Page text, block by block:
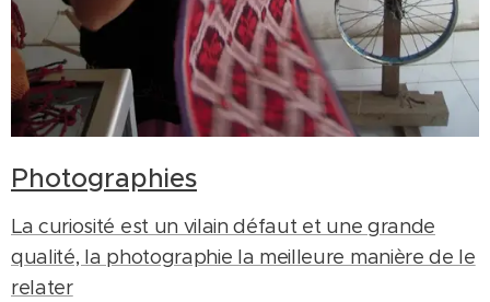
Photographies
La curiosité est un vilain défaut et une grande
qualité, la photographie la meilleure manière de le
relater